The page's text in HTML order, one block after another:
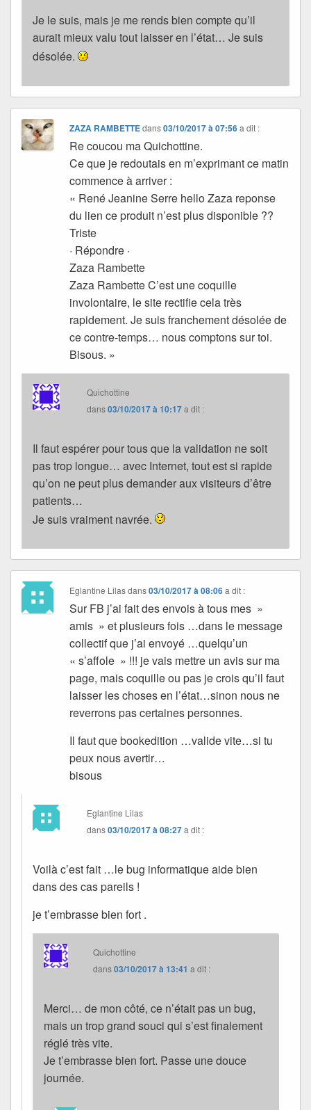
Je le suis, mais je me rends bien compte qu’il
aurait mieux valu tout laisser en l’état… Je suis
désolée.
ZAZA RAMBETTEdans03/10/2017 à 07:56 a dit :
Re coucou ma Quichottine.
Ce que je redoutais en m’exprimant ce matin
commence à arriver :
« René Jeanine Serre hello Zaza reponse
du lien ce produit n’est plus disponible ??
Triste
· Répondre ·
Zaza Rambette
Zaza Rambette C’est une coquille
involontaire, le site rectifie cela très
rapidement. Je suis franchement désolée de
ce contre-temps… nous comptons sur toi.
Bisous. »
Quichottine
dans03/10/2017 à 10:17a dit :
Il faut espérer pour tous que la validation ne soit
pas trop longue… avec Internet, tout est si rapide
qu’on ne peut plus demander aux visiteurs d’être
patients…
Je suis vraiment navrée.
Eglantine Lilasdans03/10/2017 à 08:06 a dit :
Sur FB j’ai fait des envois à tous mes »
amis » et plusieurs fois …dans le message
collectif que j’ai envoyé …quelqu’un
« s’affole » !!! je vais mettre un avis sur ma
page, mais coquille ou pas je crois qu’il faut
laisser les choses en l’état…sinon nous ne
reverrons pas certaines personnes.
Il faut que bookedition …valide vite…si tu
peux nous avertir…
bisous
Eglantine Lilas
dans03/10/2017 à 08:27a dit :
Voilà c’est fait …le bug informatique aide bien
dans des cas pareils !
je t’embrasse bien fort .
Quichottine
dans03/10/2017 à 13:41 a dit :
Merci… de mon côté, ce n’était pas un bug,
mais un trop grand souci qui s’est finalement
réglé très vite.
Je t’embrasse bien fort. Passe une douce
journée.